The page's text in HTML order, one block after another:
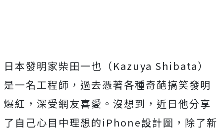
日本發明家柴田一也（Kazuya Shibata）
是一名工程師，過去憑著各種奇葩搞笑發明
爆紅，深受網友喜愛。沒想到，近日他分享
了自己心目中理想的iPhone設計圖，除了新